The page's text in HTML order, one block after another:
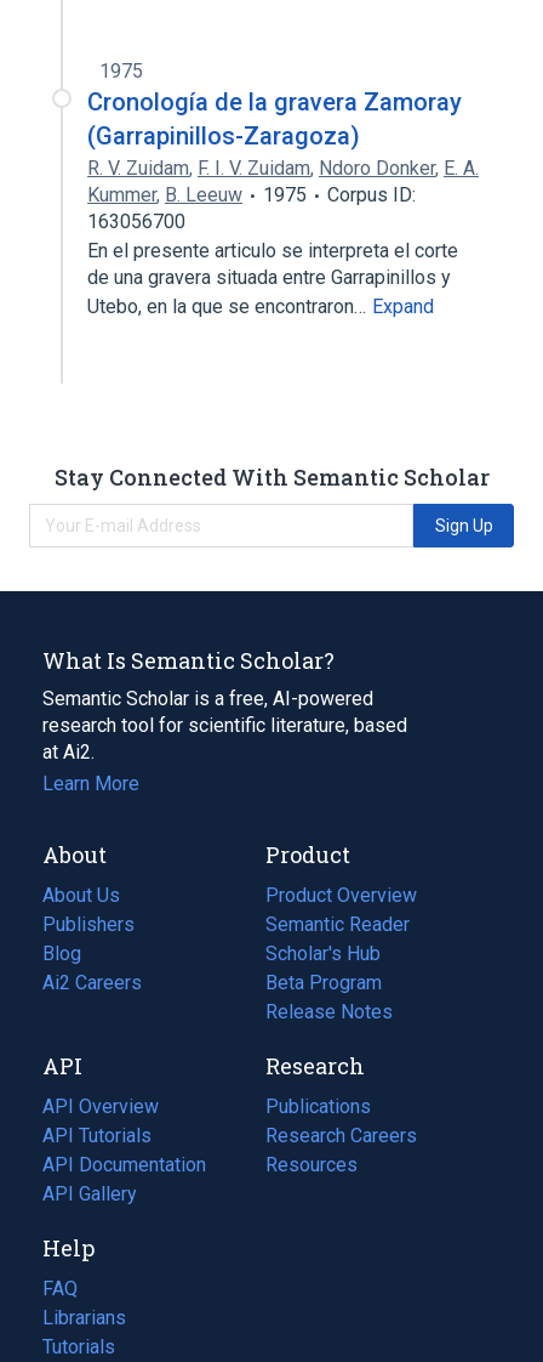
1975
Cronología de la gravera Zamoray
(Garrapinillos-Zaragoza)
R. V. Zuidam, F. I. V. Zuidam, Ndoro Donker, E. A.
Kummer, B. Leeuw 1975
Corpus ID:
163056700
En el presente articulo se interpreta el corte
de una gravera situada entre Garrapinillos y
Utebo, en la que se encontraron… Expand
Stay Connected With Semantic Scholar
Sign Up
What Is Semantic Scholar?
Semantic Scholar is a free, AI-powered
research tool for scientific literature, based
at Ai2.
Learn More
About
About Us
Publishers
Blog
(opens
in
tab)
Ai2 Careers
(opens
new
tab)
Product
Product Overview
Semantic Reader
Scholar's Hub
Beta Program
Release Notes
API
API Overview
API Tutorials
API Documentation
(opens
in
new
tab)
API Gallery
Research
Publications
(opens
in
a
Research Careers
(opens
in
Resources
(opens
Help
FAQ
Librarians
Tutorials